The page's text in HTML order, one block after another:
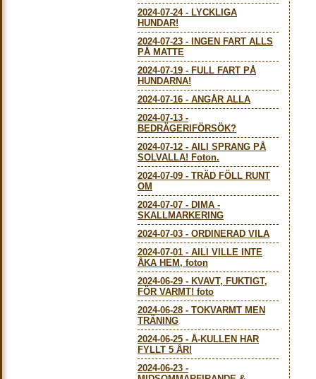
2024-07-24- LYCKLIGA
HUNDAR!
2024-07-23 -
INGEN FART ALLS
PÅ MATTE
2024-07-19 - FULL FART PÅ
HUNDARNA!
2024-07-16 - ANGÅR ALLA
2024-07-13 -
BEDRÄGERIFÖRSÖK?
2024-07-12 - AILI SPRANG PÅ
SOLVALLA! Foton.
2024-07-09 - TRÄD FÖLL RUNT
OM
2024-07-07 - DIMA -
SKALLMARKERING
2024-07-03 - ORDINERAD VILA
2024-07-01 - AILI VILLE INTE
ÅKA HEM, foton
2024-06-29 - KVAVT, FUKTIGT,
FÖR VARMT! foto
2024-06-28 - TOKVARMT MEN
TRÄNING
2024-06-25 - Å-KULLEN HAR
FYLLT 5 ÅR!
2024-06-23 -